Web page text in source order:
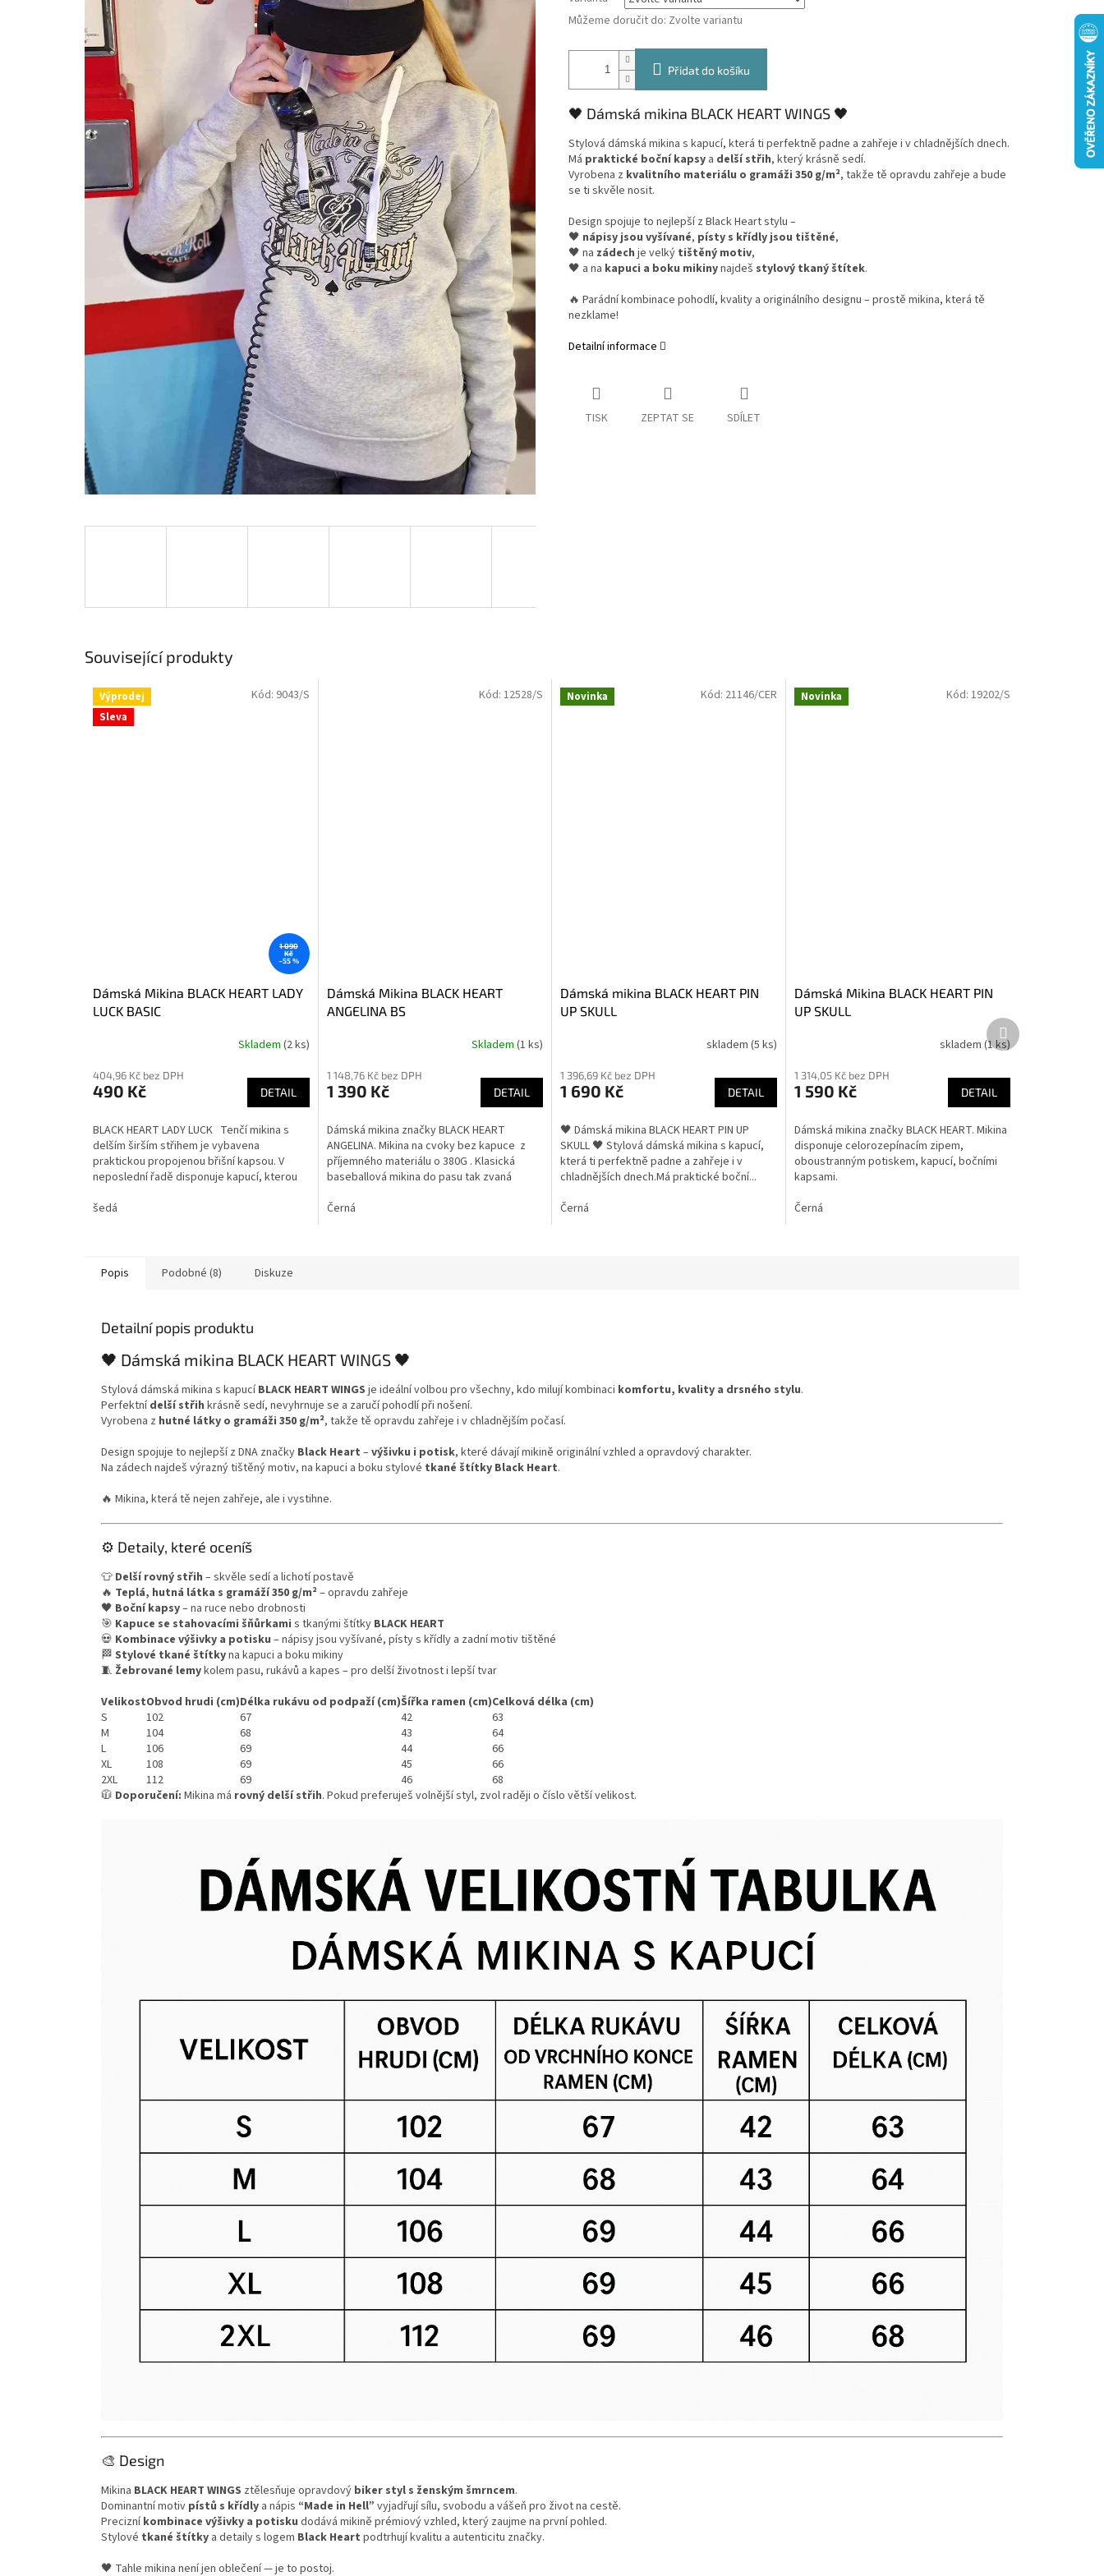
Můžeme doručit do: Zvolte variantu
Přidat do košíku
🖤 Dámská mikina BLACK HEART WINGS 🖤
Stylová dámská mikina s kapucí, která ti perfektně padne a zahřeje i v chladnějších dnech.
Má praktické boční kapsy a delší střih, který krásně sedí.
Vyrobena z kvalitního materiálu o gramáži 350 g/m², takže tě opravdu zahřeje a bude
se ti skvěle nosit.
Design spojuje to nejlepší z Black Heart stylu –
🖤 nápisy jsou vyšívané, písty s křídly jsou tištěné,
🖤 na zádech je velký tištěný motiv,
🖤 a na kapuci a boku mikinynajdeš stylový tkaný štítek.
🔥 Parádní kombinace pohodlí, kvality a originálního designu – prostě mikina, která tě
nezklame!
Detailní informace
TISK ZEPTAT SE SDÍLET
Související produkty
Výprodej
Sleva
1 090
Kč
–55 %
Dámská Mikina BLACK HEART LADY
LUCK BASIC
Skladem (2 ks)
404,96 Kč bez DPH
490 Kč DETAIL
BLACK HEART LADY LUCK Tenčí mikina s
delším širším střihem je vybavena
praktickou propojenou břišní kapsou. V
neposlední řadě disponuje kapucí, kterou
šedá
Kód: 9043/S
Dámská Mikina BLACK HEART
ANGELINA BS
Skladem (1 ks)
1 148,76 Kč bez DPH
1 390 Kč DETAIL
Dámská mikina značky BLACK HEART
ANGELINA. Mikina na cvoky bez kapuce z
příjemného materiálu o 380G . Klasická
baseballová mikina do pasu tak zvaná
Černá
Kód: 12528/S Novinka
Dámská mikina BLACK HEART PIN
UP SKULL
skladem (5 ks)
1 396,69 Kč bez DPH
1 690 Kč DETAIL
🖤 Dámská mikina BLACK HEART PIN UP
SKULL 🖤 Stylová dámská mikina s kapucí,
která ti perfektně padne a zahřeje i v
chladnějších dnech.Má praktické boční...
Černá
Kód: 21146/CER Novinka
Dámská Mikina BLACK HEART PIN
UP SKULL
skladem (1 ks)
1 314,05 Kč bez DPH
1 590 Kč DETAIL
Dámská mikina značky BLACK HEART. Mikina
disponuje celorozepínacím zipem,
oboustranným potiskem, kapucí, bočními
kapsami.
Černá
Kód: 19202/S
Další
produkt
Popis Podobné (8) Diskuze
Detailní popis produktu
🖤 Dámská mikina BLACK HEART WINGS 🖤
Stylová dámská mikina s kapucíBLACK HEART WINGS je ideální volbou pro všechny, kdo milují kombinaci komfortu, kvality a drsného stylu.
Perfektnídelší střih krásně sedí, nevyhrnuje se a zaručí pohodlí při nošení.
Vyrobena z hutné látky o gramáži 350 g/m², takže tě opravdu zahřeje i v chladnějším počasí.
Design spojuje to nejlepší z DNA značky Black Heart –výšivku i potisk, které dávají mikině originální vzhled a opravdový charakter.
Na zádech najdeš výrazný tištěný motiv, na kapuci a boku stylové tkané štítky Black Heart.
🔥 Mikina, která tě nejen zahřeje, ale i vystihne.
⚙️ Detaily, které oceníš
👕 Delší rovný střih – skvěle sedí a lichotí postavě
🔥 Teplá, hutná látka s gramáží 350 g/m²– opravdu zahřeje
🖤 Boční kapsy– na ruce nebo drobnosti
🎯 Kapuce se stahovacími šňůrkami s tkanými štítky BLACK HEART
💀 Kombinace výšivky a potisku – nápisy jsou vyšívané, písty s křídly a zadní motiv tištěné
🏁 Stylové tkané štítkyna kapuci a boku mikiny
🧵 Žebrované lemykolem pasu, rukávů a kapes – pro delší životnost i lepší tvar
VelikostObvod hrudi (cm)Délka rukávu od podpaží (cm)Šířka ramen (cm)Celková délka (cm)
S
102 67 42
63
M
104 68 43
64
L
106 69 44
66
XL
108 69 45
66
2XL
112 69 46
68
🧥 Doporučení: Mikina má rovný delší střih. Pokud preferuješ volnější styl, zvol raději o číslo větší velikost.
🎨 Design
Mikina BLACK HEART WINGS ztělesňuje opravdový biker styl s ženským šmrncem.
Dominantní motiv pístů s křídly a nápis “Made in Hell” vyjadřují sílu, svobodu a vášeň pro život na cestě.
Precizníkombinace výšivky a potisku dodává mikině prémiový vzhled, který zaujme na první pohled.
Stylové tkané štítky a detaily s logem Black Heart podtrhují kvalitu a autenticitu značky.
🖤 Tahle mikina není jen oblečení — je to postoj.